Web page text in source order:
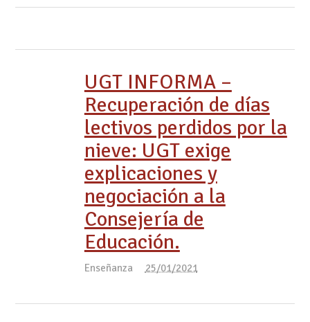
UGT INFORMA –
Recuperación de días
lectivos perdidos por la
nieve: UGT exige
explicaciones y
negociación a la
Consejería de
Educación.
Enseñanza 25/01/2021